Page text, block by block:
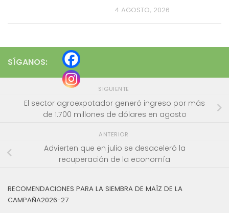
4 AGOSTO, 2026
SÍGANOS:
SIGUIENTE
El sector agroexpotador generó ingreso por más
de 1.700 millones de dólares en agosto
ANTERIOR
Advierten que en julio se desaceleró la
recuperación de la economía
RECOMENDACIONES PARA LA SIEMBRA DE MAÍZ DE LA
CAMPAÑA2026-27